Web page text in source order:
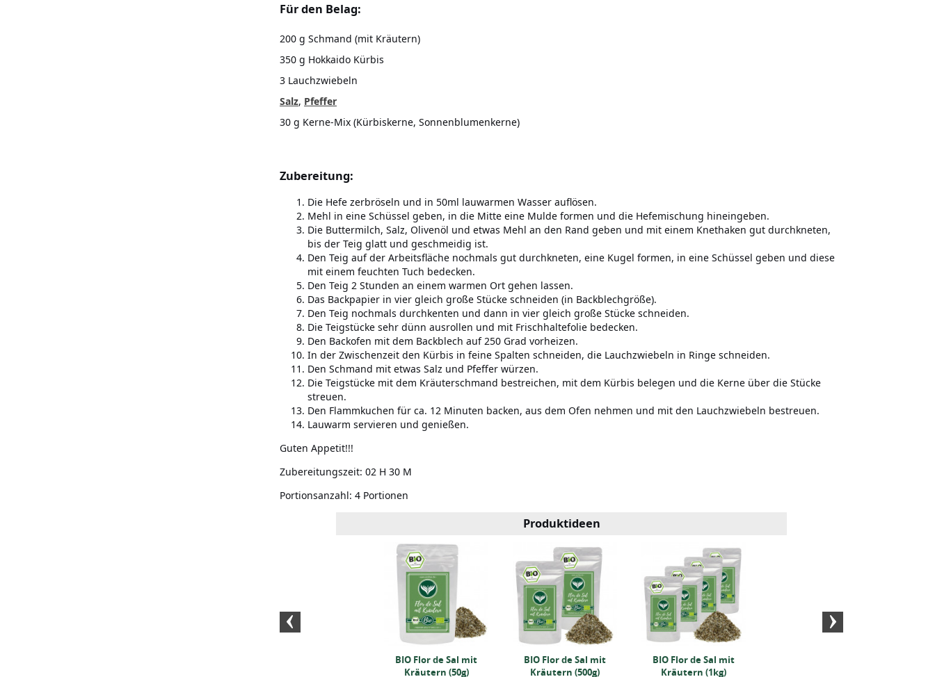
Für den Belag:
200 g Schmand (mit Kräutern)
350 g Hokkaido Kürbis
3 Lauchzwiebeln
Salz, Pfeffer
30 g Kerne-Mix (Kürbiskerne, Sonnenblumenkerne)
Zubereitung:
Die Hefe zerbröseln und in 50ml lauwarmen Wasser auflösen.
Mehl in eine Schüssel geben, in die Mitte eine Mulde formen und die Hefemischung hineingeben.
Die Buttermilch, Salz, Olivenöl und etwas Mehl an den Rand geben und mit einem Knethaken gut durchkneten,
bis der Teig glatt und geschmeidig ist.
Den Teig auf der Arbeitsfläche nochmals gut durchkneten, eine Kugel formen, in eine Schüssel geben und diese
mit einem feuchten Tuch bedecken.
Den Teig 2 Stunden an einem warmen Ort gehen lassen.
Das Backpapier in vier gleich große Stücke schneiden (in Backblechgröße).
Den Teig nochmals durchkenten und dann in vier gleich große Stücke schneiden.
Die Teigstücke sehr dünn ausrollen und mit Frischhaltefolie bedecken.
Den Backofen mit dem Backblech auf 250 Grad vorheizen.
In der Zwischenzeit den Kürbis in feine Spalten schneiden, die Lauchzwiebeln in Ringe schneiden.
Den Schmand mit etwas Salz und Pfeffer würzen.
Die Teigstücke mit dem Kräuterschmand bestreichen, mit dem Kürbis belegen und die Kerne über die Stücke
streuen.
Den Flammkuchen für ca. 12 Minuten backen, aus dem Ofen nehmen und mit den Lauchzwiebeln bestreuen.
Lauwarm servieren und genießen.
Guten Appetit!!!
Zubereitungszeit: 02 H 30 M
Portionsanzahl: 4 Portionen
Produktideen
BIO Flor de Sal mit
Kräutern (50g)
BIO Flor de Sal mit
Kräutern (500g)
BIO Flor de Sal mit
Kräutern (1kg)